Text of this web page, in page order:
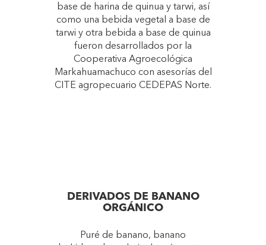
base de harina de quinua y tarwi, así
como una bebida vegetal a base de
tarwi y otra bebida a base de quinua
fueron desarrollados por la
Cooperativa Agroecológica
Markahuamachuco con asesorías del
CITE agropecuario CEDEPAS Norte.
DERIVADOS DE BANANO
ORGÁNICO
Puré de banano, banano